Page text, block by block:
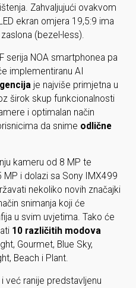
Zahvaljujući ovakvom
ekran omjera 19,5:9 ima
(bezel-less).
serija NOA smartphonea pa
implementiranu AI
je najviše primjetna u
širok skup funkcionalnosti
i optimalan način
da snime odlične
kameru od 8 MP te
i dolazi sa Sony IMX499
nekoliko novih značajki
snimanja koji će
u svim uvjetima. Tako će
10 različitih modova
Gourmet, Blue Sky,
Beach i Plant.
već ranije predstavljenu